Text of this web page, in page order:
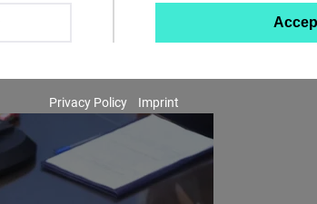
Instagram
Embed
Youtube
Privacy Policy Imprint